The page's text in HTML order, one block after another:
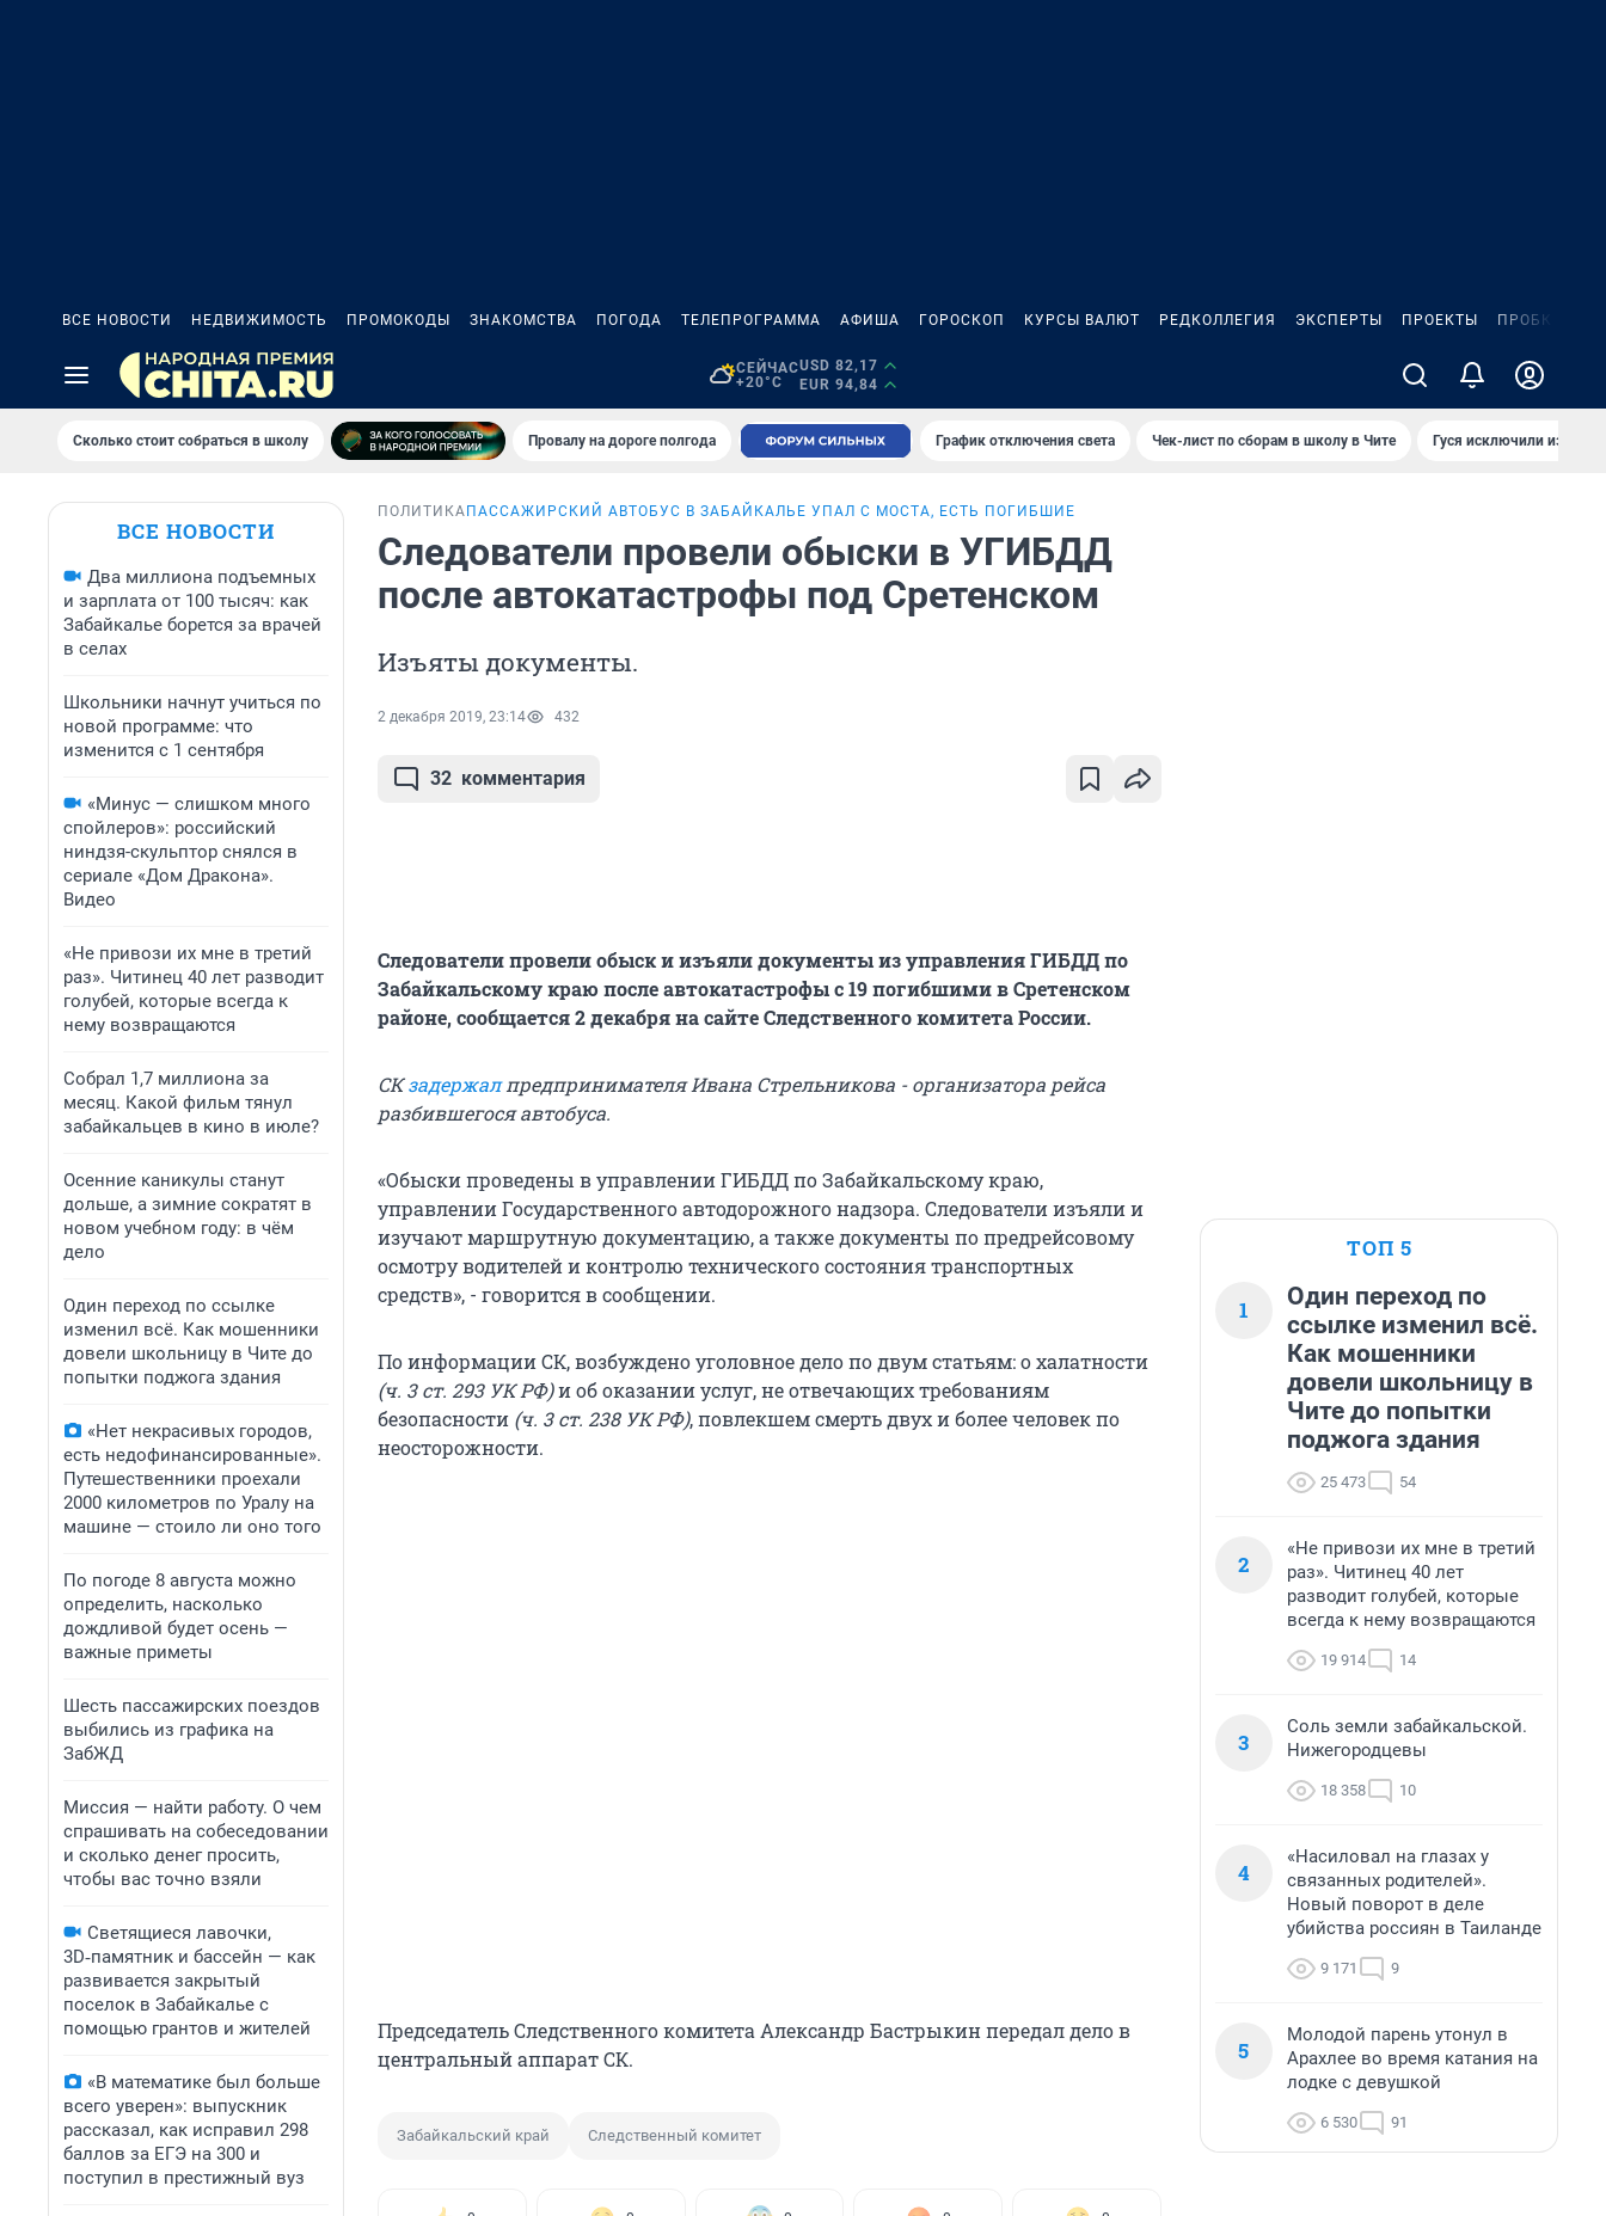
ВСЕ НОВОСТИ НЕДВИЖИМОСТЬ ПРОМОКОДЫ ЗНАКОМСТВА ПОГОДА ТЕЛЕПРОГРАММА АФИША ГОРОСКОП КУРСЫ ВАЛЮТ РЕДКОЛЛЕГИЯ ЭКСПЕРТЫ ПРОЕКТЫ ПРОБКИ
СЕЙЧАС
+20°C
USD 82,17
EUR 94,84
Сколько стоит собраться в школу Провалу на дороге полгода График отключения света Чек-лист по сборам в школу в Чите Гуся исключили из
ВСЕ НОВОСТИ
Два миллиона подъемных
и зарплата от 100 тысяч: как
Забайкалье борется за врачей
в селах
Школьники начнут учиться по
новой программе: что
изменится с 1 сентября
«Минус — слишком много
спойлеров»: российский
ниндзя-скульптор снялся в
сериале «Дом Дракона».
Видео
«Не привози их мне в третий
раз». Читинец 40 лет разводит
голубей, которые всегда к
нему возвращаются
Собрал 1,7 миллиона за
месяц. Какой фильм тянул
забайкальцев в кино в июле?
Осенние каникулы станут
дольше, а зимние сократят в
новом учебном году: в чём
дело
Один переход по ссылке
изменил всё. Как мошенники
довели школьницу в Чите до
попытки поджога здания
«Нет некрасивых городов,
есть недофинансированные».
Путешественники проехали
2000 километров по Уралу на
машине — стоило ли оно того
По погоде 8 августа можно
определить, насколько
дождливой будет осень —
важные приметы
Шесть пассажирских поездов
выбились из графика на
ЗабЖД
Миссия — найти работу. О чем
спрашивать на собеседовании
и сколько денег просить,
чтобы вас точно взяли
Светящиеся лавочки,
3D‑памятник и бассейн — как
развивается закрытый
поселок в Забайкалье с
помощью грантов и жителей
«В математике был больше
всего уверен»: выпускник
рассказал, как исправил 298
баллов за ЕГЭ на 300 и
поступил в престижный вуз
ПОЛИТИКА ПАССАЖИРСКИЙ АВТОБУС В ЗАБАЙКАЛЬЕ УПАЛ С МОСТА, ЕСТЬ ПОГИБШИЕ
Следователи провели обыски в УГИБДД
после автокатастрофы под Сретенском
Изъяты документы.
2 декабря 2019, 23:14 432
32 комментария
Следователи провели обыск и изъяли документы из управления ГИБДД по
Забайкальскому краю после автокатастрофы с 19 погибшими в Сретенском
районе, сообщается 2 декабря на сайте Следственного комитета России.
СКзадержалпредпринимателя Ивана Стрельникова - организатора рейса
разбившегося автобуса.
«Обыски проведены в управлении ГИБДД по Забайкальскому краю,
управлении Государственного автодорожного надзора. Следователи изъяли и
изучают маршрутную документацию, а также документы по предрейсовому
осмотру водителей и контролю технического состояния транспортных
средств», - говорится в сообщении.
По информации СК, возбуждено уголовное дело по двум статьям: о халатности
(ч. 3 ст. 293 УК РФ)и об оказании услуг, не отвечающих требованиям
безопасности (ч. 3 ст. 238 УК РФ), повлекшем смерть двух и более человек по
неосторожности.
Председатель Следственного комитета Александр Бастрыкин передал дело в
центральный аппарат СК.
Забайкальский край Следственный комитет
ТОП 5
1
Один переход по
ссылке изменил всё.
Как мошенники
довели школьницу в
Чите до попытки
поджога здания
25 473 54
2
«Не привози их мне в третий
раз». Читинец 40 лет
разводит голубей, которые
всегда к нему возвращаются
19 914 14
3
Соль земли забайкальской.
Нижегородцевы
18 358 10
4
«Насиловал на глазах у
связанных родителей».
Новый поворот в деле
убийства россиян в Таиланде
9 171 9
5
Молодой парень утонул в
Арахлее во время катания на
лодке с девушкой
6 530 91